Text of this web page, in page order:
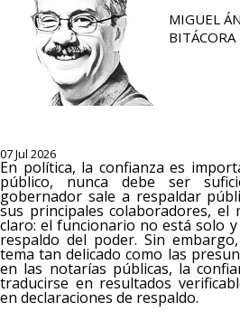
MIGUEL
07 Jul 2026
En política, la confianza es
público, nunca debe ser
gobernador sale a respaldar
sus principales colaboradores, el
claro: el funcionario no está solo
respaldo del poder. Sin
tema tan delicado como las
en las notarías públicas, la
traducirse en resultados
en declaraciones de respaldo.